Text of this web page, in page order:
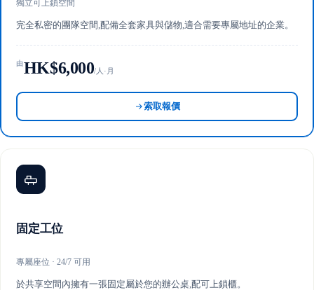
獨立可上鎖空間
完全私密的團隊空間,配備全套家具與儲物,適合需要專屬地址的企業。
由HK$6,000/人·月
索取報價
固定工位
專屬座位 · 24/7 可用
於共享空間內擁有一張固定屬於您的辦公桌,配可上鎖櫃。